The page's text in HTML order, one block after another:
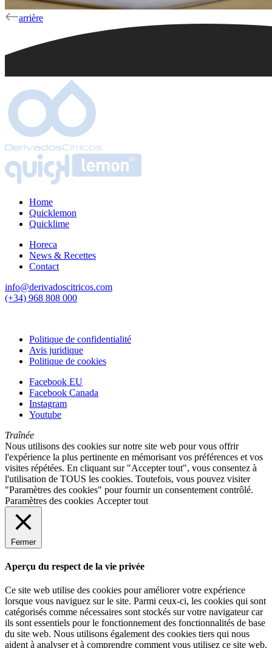
arrière
Home
Quicklemon
Quicklime
Horeca
News & Recettes
Contact
info@derivadoscitricos.com
(+34) 968 808 000
Politique de confidentialité
Avis juridique
Politique de cookies
Facebook EU
Facebook Canada
Instagram
Youtube
Traînée
Nous utilisons des cookies sur notre site web pour vous offrir
l'expérience la plus pertinente en mémorisant vos préférences et vos
visites répétées. En cliquant sur "Accepter tout", vous consentez à
l'utilisation de TOUS les cookies. Toutefois, vous pouvez visiter
"Paramètres des cookies" pour fournir un consentement contrôlé.
Paramètres des cookies Accepter tout
Fermer
Aperçu du respect de la vie privée
Ce site web utilise des cookies pour améliorer votre expérience
lorsque vous naviguez sur le site. Parmi ceux-ci, les cookies qui sont
catégorisés comme nécessaires sont stockés sur votre navigateur car
ils sont essentiels pour le fonctionnement des fonctionnalités de base
du site web. Nous utilisons également des cookies tiers qui nous
aident à analyser et à comprendre comment vous utilisez ce site web.